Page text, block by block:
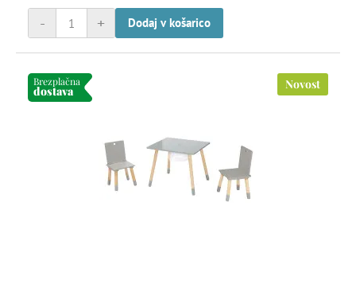
+
- Dodaj v košarico
Brezplačna
dostava Novost